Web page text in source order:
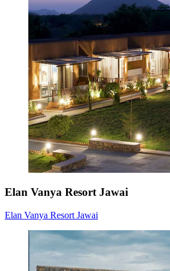
Elan Vanya Resort Jawai
Elan Vanya Resort Jawai